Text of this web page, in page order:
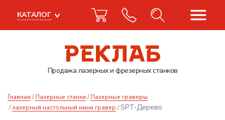
Продажа лазерныхи фрезерных станков
КАТАЛОГ
Главная Лазерные станки
Лазерные граверы
лазерный настольный мини гравер
SPT-Дерево